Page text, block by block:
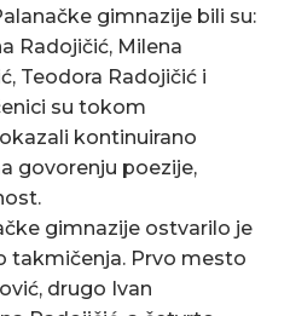
gimnazije bili su:
Radojičić, Milena
Teodora Radojičić i
su tokom
kontinuirano
govorenju poezije,
gimnazije ostvarilo je
takmičenja. Prvo mesto
drugo Ivan